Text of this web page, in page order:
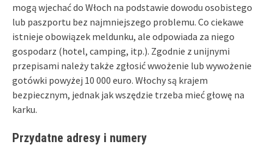
mogą wjechać do Włoch na podstawie dowodu osobistego
lub paszportu bez najmniejszego problemu. Co ciekawe
istnieje obowiązek meldunku, ale odpowiada za niego
gospodarz (hotel, camping, itp.). Zgodnie z unijnymi
przepisami należy także zgłosić wwożenie lub wywożenie
gotówki powyżej 10 000 euro. Włochy są krajem
bezpiecznym, jednak jak wszędzie trzeba mieć głowę na
karku.
Przydatne adresy i numery